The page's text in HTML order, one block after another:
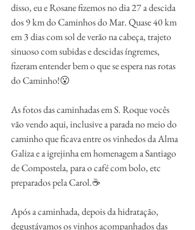
disso, eu e Rosane fizemos no dia 27 a descida
dos 9 km do Caminhos do Mar. Quase 40 km
em 3 dias com sol de verão na cabeça, trajeto
sinuoso com subidas e descidas íngremes,
fizeram entender bem o que se espera nas rotas
do Caminho!😮
As fotos das caminhadas em S. Roque vocês
vão vendo aqui, inclusive a parada no meio do
caminho que ficava entre os vinhedos da Alma
Galiza e a igrejinha em homenagem a Santiago
de Compostela, para o café com bolo, etc
preparados pela Carol.☕️
Após a caminhada, depois da hidratação,
degustávamos os vinhos acompanhados das